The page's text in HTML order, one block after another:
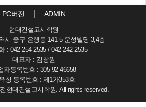
PC버전 ADMIN
현대건설고시학원
시 중구 은행동 141-5 운성빌딩 3,4층
: 042-254-2535 / 042-242-2535
대표자 : 김창원
자등록번호 : 305-92-46658
청 등록번호 : 제1가353호
현대건설고시학원. All rights reserved.